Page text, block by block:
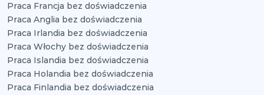
Praca Francja bez doświadczenia
Praca Anglia bez doświadczenia
Praca Irlandia bez doświadczenia
Praca Włochy bez doświadczenia
Praca Islandia bez doświadczenia
Praca Holandia bez doświadczenia
Praca Finlandia bez doświadczenia